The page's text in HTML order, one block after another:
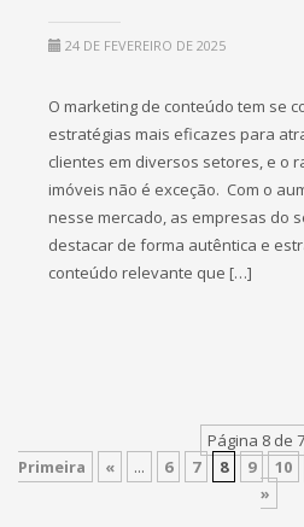
24 DE FEVEREIRO DE 2025
O marketing de conteúdo tem se
estratégias mais eficazes para
clientes em diversos setores, e o
imóveis não é exceção. Com o
nesse mercado, as empresas do
destacar de forma autêntica e
conteúdo relevante que […]
Página 8 de
Primeira
« ... 6 7 8 9 10
»